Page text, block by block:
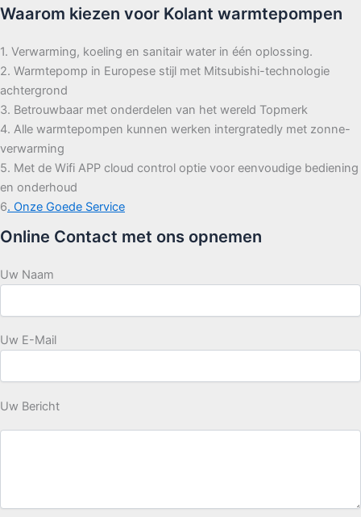
Waarom kiezen voor Kolant warmtepompen
1. Verwarming, koeling en sanitair water in één oplossing.
2. Warmtepomp in Europese stijl met Mitsubishi-technologie
achtergrond
3. Betrouwbaar met onderdelen van het wereld Topmerk
4. Alle warmtepompen kunnen werken intergratedly met zonne-
verwarming
5. Met de Wifi APP cloud control optie voor eenvoudige bediening
en onderhoud
6. Onze Goede Service
Online Contact met ons opnemen
Uw Naam
Uw E-Mail
Uw Bericht